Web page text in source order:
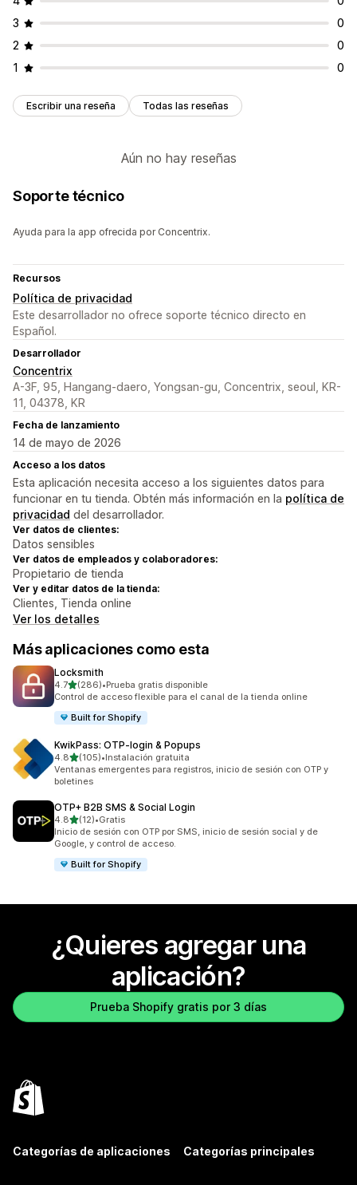
3
0
2
0
1
0
Escribir una reseña Todas las reseñas
Aún no hay reseñas
Soporte técnico
Ayuda para la app ofrecida por Concentrix.
Recursos
Política de privacidad
Este desarrollador no ofrece soporte técnico directo en
Español.
Desarrollador
Concentrix
A-3F, 95, Hangang-daero, Yongsan-gu, Concentrix, seoul, KR-
11, 04378, KR
Fecha de lanzamiento
14 de mayo de 2026
Acceso a los datos
Esta aplicación necesita acceso a los siguientes datos para
funcionar en tu tienda. Obtén más información en la política de
privacidad del desarrollador.
Ver datos de clientes:
Datos sensibles
Ver datos de empleados y colaboradores:
Propietario de tienda
Ver y editar datos de la tienda:
Clientes, Tienda online
Ver los detalles
Más aplicaciones como esta
Locksmith
4.7de 5 estrellas
(286)
286 reseñas en total
•Prueba gratis disponible
Control de acceso flexible para el canal de la tienda online
Built for Shopify
KwikPass: OTP‑login & Popups
4.8de 5 estrellas
(105)
105 reseñas en total
•Instalación gratuita
Ventanas emergentes para registros, inicio de sesión con OTP y
boletines
OTP+ B2B SMS & Social Login
4.8de 5 estrellas
(12)
12 reseñas en total
•Gratis
Inicio de sesión con OTP por SMS, inicio de sesión social y de
Google, y control de acceso.
Built for Shopify
¿Quieres agregar una
aplicación?
Prueba Shopify gratis por 3 días
Categorías de aplicaciones Categorías principales